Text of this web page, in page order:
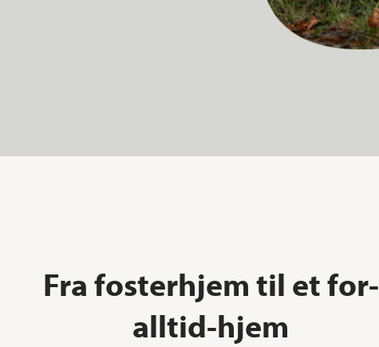
Fra fosterhjem til et for-
alltid-hjem